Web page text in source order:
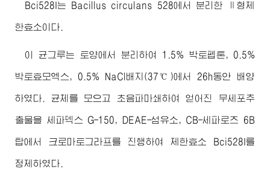
Bci528I는 Bacillus circulans 528에서 분리한 Ⅱ형제
한효소이다.
이 균그루는 토양에서 분리하여 1.5% 박토펩톤, 0.5%
박토효모엑스, 0.5% NaCl배지(37℃)에서 26h동안 배양
하였다. 균체를 모으고 초음파마쇄하여 얻어진 무세포추
출물을 세파덱스 G-150, DEAE-섬유소, CB-세파로즈 6B
탑에서 크로마토그라프를 진행하여 제한효소 Bci528I를
정제하였다.